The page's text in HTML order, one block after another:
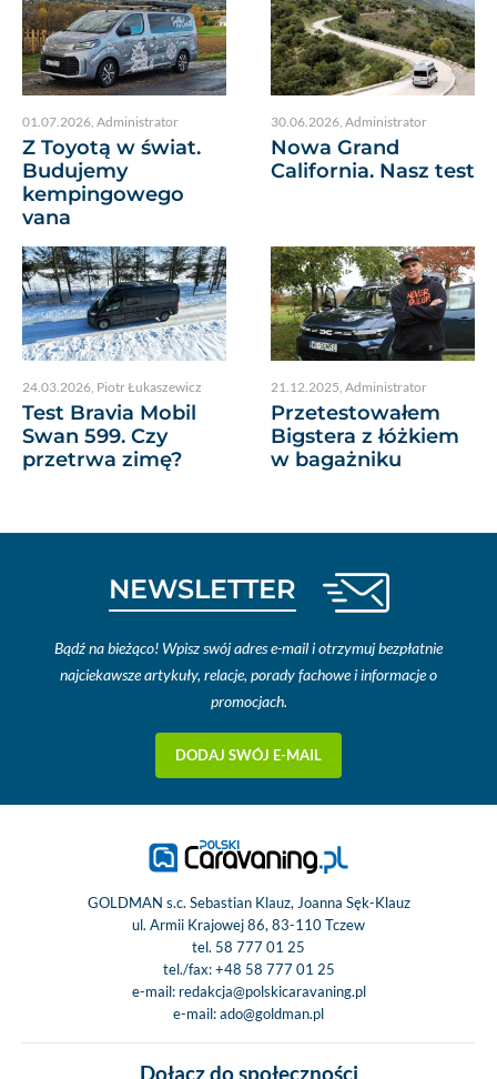
01.07.2026 Administrator
Z Toyotą w świat.
Budujemy
kempingowego
vana
30.06.2026 Administrator
Nowa Grand
California. Nasz test
24.03.2026, Piotr Łukaszewicz
Test Bravia Mobil
Swan 599. Czy
przetrwa zimę?
21.12.2025, Administrator
Przetestowałem
Bigstera z łóżkiem
w bagażniku
NEWSLETTER
Bądź na bieżąco! Wpisz swój adres e-mail i otrzymuj bezpłatnie
najciekawsze artykuły, relacje, porady fachowe i informacje o
promocjach.
DODAJ SWÓJ E-MAIL
GOLDMAN s.c. Sebastian Klauz, Joanna Sęk-Klauz
ul. Armii Krajowej 86, 83-110 Tczew
tel. 58 777 01 25
tel./fax:+48 58 777 01 25
e-mail: redakcja@polskicaravaning.pl
e-mail:ado@goldman.pl
Dołącz do społeczności